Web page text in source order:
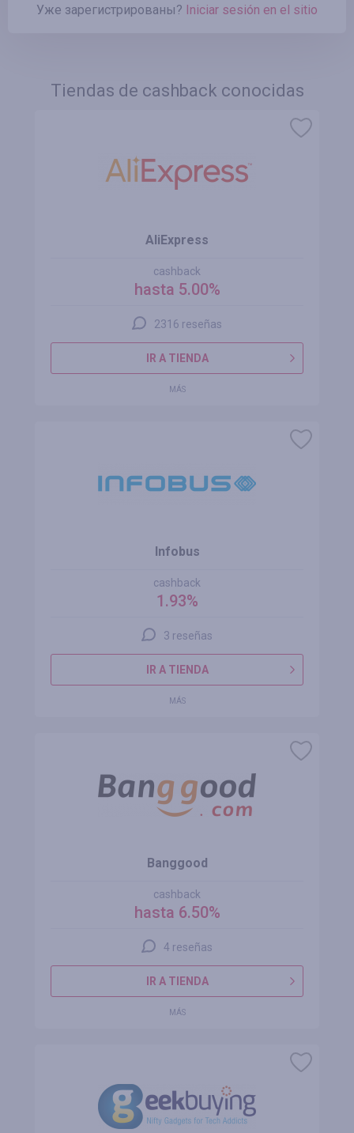
Уже зарегистрированы? Iniciar sesión en el sitio
Tiendas de cashback conocidas
AliExpress
cashback
hasta 5.00%
2316 reseñas
IR A TIENDA
MÁS
Infobus
cashback
1.93%
3 reseñas
IR A TIENDA
MÁS
Banggood
cashback
hasta 6.50%
4 reseñas
IR A TIENDA
MÁS